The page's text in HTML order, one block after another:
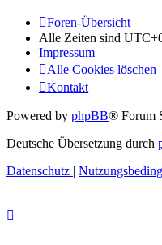
Foren-Übersicht
Alle Zeiten sind
Impressum
Alle Cookies löschen
Kontakt
Powered by phpBB® Forum
Deutsche Übersetzung durch
Datenschutz |